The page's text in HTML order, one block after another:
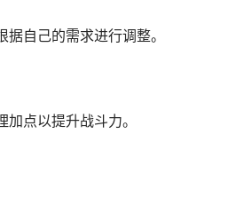
自己的需求进行调整。
点以提升战斗力。